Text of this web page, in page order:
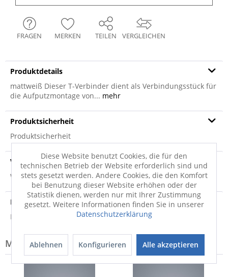
VERGLEICHEN
FRAGEN MERKEN TEILEN
Produktdetails
mattweiß Dieser T-Verbinder dient als Verbindungsstück für
die Aufputzmontage von... mehr
Produktsicherheit
Produktsicherheit
Versandinfo
Weitere Informationen zum Versand...
Entsorgungshinweis
Hinweis zur Entsorgung von Elektrogeräten
Modell-Familie: VIGO
Diese Website benutzt Cookies, die für den
technischen Betrieb der Website erforderlich sind und
stets gesetzt werden. Andere Cookies, die den Komfort
bei Benutzung dieser Website erhöhen oder der
Statistik dienen, werden nur mit Ihrer Zustimmung
gesetzt. Weitere Informationen finden Sie in unserer
Datenschutzerklärung
Ablehnen Konfigurieren Alle akzeptieren